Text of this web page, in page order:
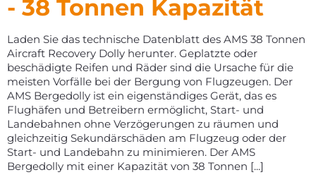
- 38 Tonnen Kapazität
Laden Sie das technische Datenblatt des AMS 38 Tonnen
Aircraft Recovery Dolly herunter. Geplatzte oder
beschädigte Reifen und Räder sind die Ursache für die
meisten Vorfälle bei der Bergung von Flugzeugen. Der
AMS Bergedolly ist ein eigenständiges Gerät, das es
Flughäfen und Betreibern ermöglicht, Start- und
Landebahnen ohne Verzögerungen zu räumen und
gleichzeitig Sekundärschäden am Flugzeug oder der
Start- und Landebahn zu minimieren. Der AMS
Bergedolly mit einer Kapazität von 38 Tonnen [...]